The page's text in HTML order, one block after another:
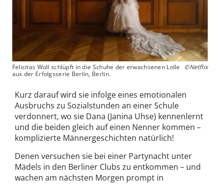
Felicitas Woll schlüpft in die Schuhe der erwachsenen Lolle
aus der Erfolgsserie Berlin, Berlin.
©Netflix
Kurz darauf wird sie infolge eines emotionalen
Ausbruchs zu Sozialstunden an einer Schule
verdonnert, wo sie Dana (Janina Uhse) kennenlernt
und die beiden gleich auf einen Nenner kommen –
komplizierte Männergeschichten natürlich!
Denen versuchen sie bei einer Partynacht unter
Mädels in den Berliner Clubs zu entkommen – und
wachen am nächsten Morgen prompt in